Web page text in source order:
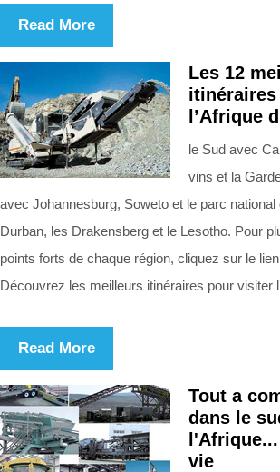
Read More
Les 12
l’Afrique
le Sud avec
vins et la
avec Johannesburg, Soweto et le parc national
Durban, les Drakensberg et le Lesotho. Pour
points forts de chaque région, cliquez sur le
Découvrez les meilleurs itinéraires pour visiter
Read More
Tout a
dans le
vie